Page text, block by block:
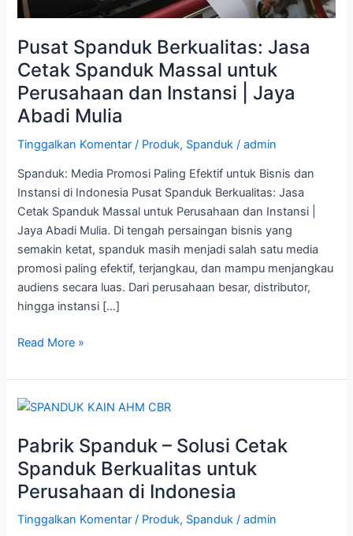
Pusat Spanduk Berkualitas: Jasa
Cetak Spanduk Massal untuk
Perusahaan dan Instansi | Jaya
Abadi Mulia
Tinggalkan Komentar / Produk, Spanduk /admin
Spanduk: Media Promosi Paling Efektif untuk Bisnis dan
Instansi di Indonesia Pusat Spanduk Berkualitas: Jasa
Cetak Spanduk Massal untuk Perusahaan dan Instansi |
Jaya Abadi Mulia. Di tengah persaingan bisnis yang
semakin ketat, spanduk masih menjadi salah satu media
promosi paling efektif, terjangkau, dan mampu menjangkau
audiens secara luas. Dari perusahaan besar, distributor,
hingga instansi […]
dan
Instansi
|
Jaya
Abadi
Mulia
Read More »
Pabrik Spanduk – Solusi Cetak
Spanduk Berkualitas untuk
Perusahaan di Indonesia
Tinggalkan Komentar / Produk, Spanduk /admin
Pabrik
–
Solusi
Cetak
Spanduk
Berkualitas